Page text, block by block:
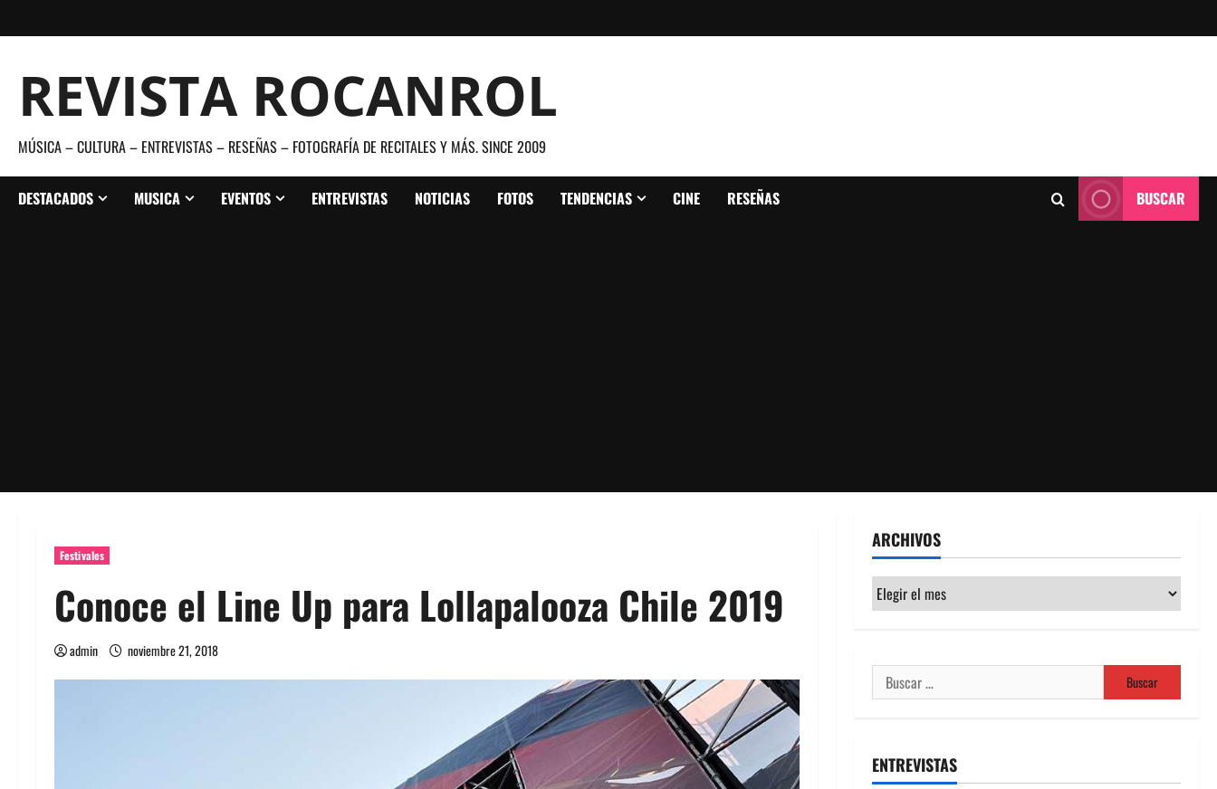
al
REVISTA ROCANROL
MÚSICA – CULTURA – ENTREVISTAS – RESEÑAS – FOTOGRAFÍA DE RECITALES Y MÁS. SINCE 2009
DESTACADOS MUSICA EVENTOS ENTREVISTAS NOTICIAS FOTOS TENDENCIAS CINE RESEÑAS BUSCAR
Festivales
Conoce el Line Up para Lollapalooza Chile 2019
admin noviembre 21, 2018
ARCHIVOS
Archivos
Buscar:
ENTREVISTAS